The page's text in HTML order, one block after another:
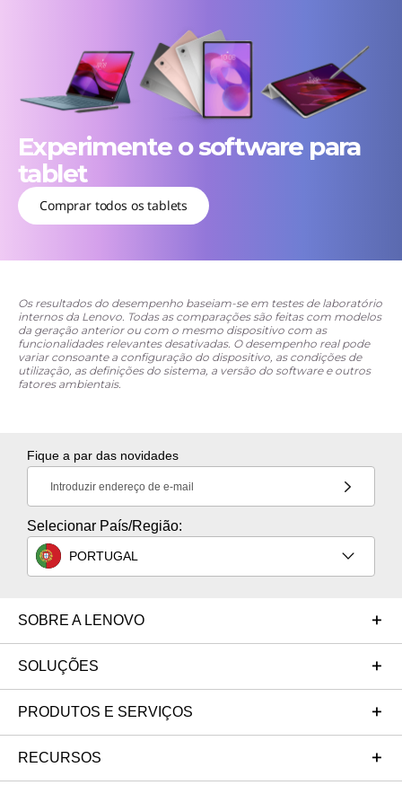
Experimente o software para
tablet
Comprar todos os tablets
Os resultados do desempenho baseiam-se em testes de laboratório
internos da Lenovo. Todas as comparações são feitas com modelos
da geração anterior ou com o mesmo dispositivo com as
funcionalidades relevantes desativadas. O desempenho real pode
variar consoante a configuração do dispositivo, as condições de
utilização, as definições do sistema, a versão do software e outros
fatores ambientais.
Fique a par das novidades
Introduzir endereço de e-mail
Selecionar País/Região:
PORTUGAL
SOBRE A LENOVO
SOLUÇÕES
PRODUTOS E SERVIÇOS
RECURSOS